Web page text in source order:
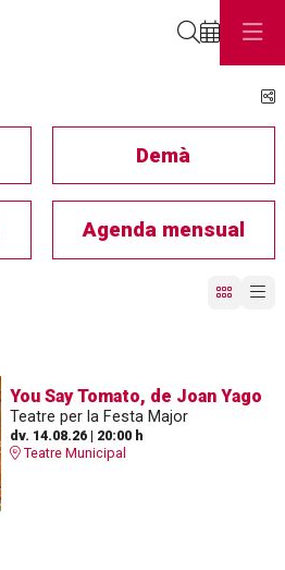
Demà
Agenda mensual
You Say Tomato, de Joan Yago
Teatre per la Festa Major
dv. 14.08.26| 20:00 h
Teatre Municipal